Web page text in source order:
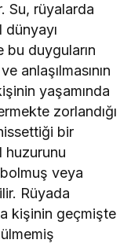
Su, rüyalarda
dünyayı
bu duyguların
anlaşılmasının
yaşamında
zorlandığı
bir
huzurunu
veya
Rüyada
kişinin geçmişte